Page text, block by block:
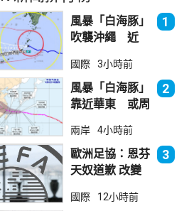
風暴「白海豚」
吹襲沖繩 近
1
國際 3小時前
風暴「白海豚」
靠近華東 或周
2
兩岸 4小時前
歐洲足協：恩芬
天奴道歉 改變
立場
3
國際 12小時前